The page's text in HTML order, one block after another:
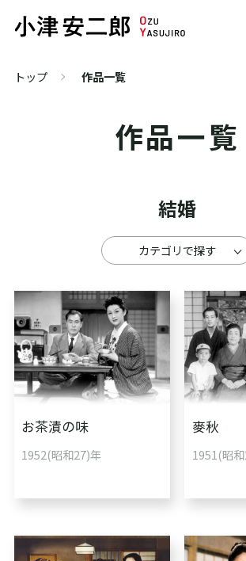
トップ 作品一覧
作品一覧
結婚
カテゴリで探す
お茶漬の味
1952(昭和27)年
麥秋
1951(昭